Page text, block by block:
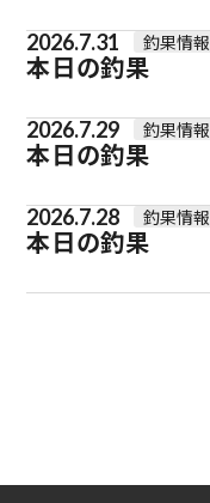
2026.7.31 釣果情報
本日の釣果
2026.7.29 釣果情報
本日の釣果
2026.7.28 釣果情報
本日の釣果